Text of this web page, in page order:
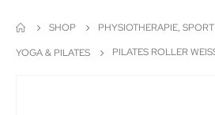
SHOP PHYSIOTHERAPIE, SPORT
YOGA & PILATES
PILATES ROLLER WEISS